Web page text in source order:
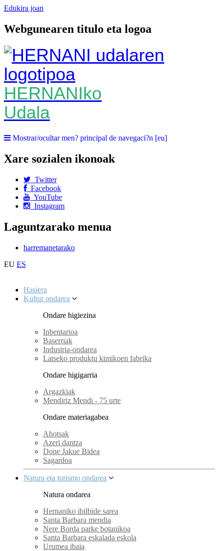
Edukira joan
Webgunearen titulo eta logoa
HERNANIko
Udala
Mostrar/ocultar men? principal de navegaci?n [eu]
Xare sozialen ikonoak
Twitter
Facebook
YouTube
Instagram
Laguntzarako menua
harremanetarako
EU ES
Hasiera
Kultur ondarea
Ondare higiezina
Inbentarioa
Baserriak
Industria-ondarea
Latseko produktu kimikoen fabrika
Ondare higigarria
Argazkiak
Mendiriz Mendi - 75 urte
Ondare materiagabea
Ahotsak
Azeri dantza
Done Jakue Bidea
Sagardoa
Natura eta turismo ondarea
Natura ondarea
Hernaniko ibilbide sarea
Santa Barbara mendia
Nere Borda parke botanikoa
Santa Barbara eskalada eskola
Urumea ibaia